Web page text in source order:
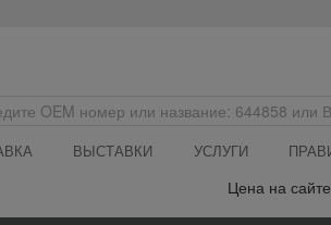
ВЫСТАВКИ УСЛУГИ
Цена на сайте